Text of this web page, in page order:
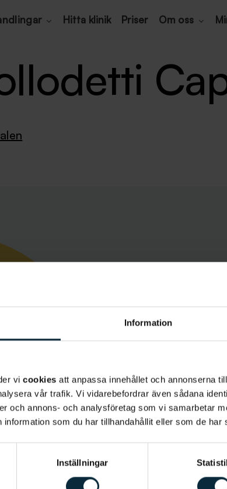
Information
vi cookies att anpassa innehållet och annonserna
vår trafik. Vi vidarebefordrar även sådana
och annons- och analysföretag som vi samarbetar
information som du har tillhandahållit eller som de
Inställningar
Hitta klinik Priser Om oss